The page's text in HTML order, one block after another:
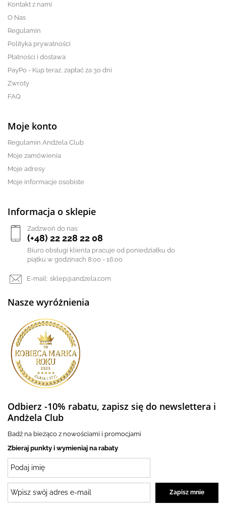
Kontakt z nami
O Nas
Regulamin
Polityka prywatności
Płatności i dostawa
PayPo - Kup teraz, zapłać za 30 dni
Zwroty
FAQ
Moje konto
Regulamin Andżela Club
Moje zamówienia
Moje adresy
Moje informacje osobiste
Informacja o sklepie
Zadzwoń do nas:
(+48) 22 228 22 08
Biuro obsługi klienta pracuje od poniedziałku do
piątku w godzinach 8:00 - 16:00
E-mail: sklep@andzela.com
Nasze wyróżnienia
Odbierz -10% rabatu, zapisz się do newslettera i
Andżela Club
Badź na bieżąco z nowościami i promocjami
Zbieraj punkty i wymieniaj na rabaty